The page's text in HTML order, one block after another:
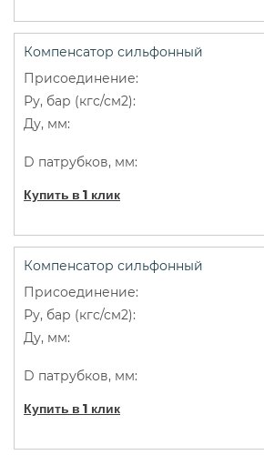
Компенсатор сильфонный
Купить в 1 клик
Компенсатор сильфонный
Купить в 1 клик